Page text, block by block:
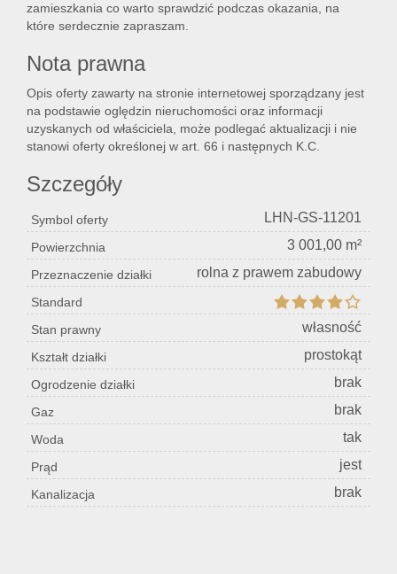
zamieszkania co warto sprawdzić podczas okazania, na
które serdecznie zapraszam.
Nota prawna
Opis oferty zawarty na stronie internetowej sporządzany jest
na podstawie oględzin nieruchomości oraz informacji
uzyskanych od właściciela, może podlegać aktualizacji i nie
stanowi oferty określonej w art. 66 i następnych K.C.
Szczegóły
Symbol oferty LHN-GS-11201
Powierzchnia 3 001,00 m²
Przeznaczenie działki rolna z prawem zabudowy
Standard
Stan prawny
własność
Kształt działki prostokąt
Ogrodzenie działki brak
Gaz brak
Woda tak
Prąd jest
Kanalizacja brak